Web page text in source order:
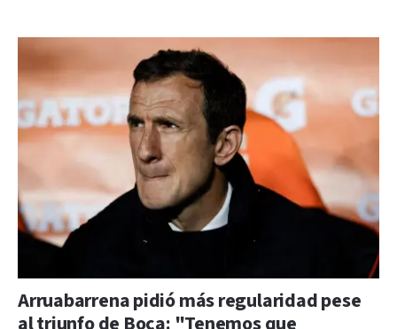
Arruabarrena pidió más regularidad pese
al triunfo de Boca: "Tenemos que